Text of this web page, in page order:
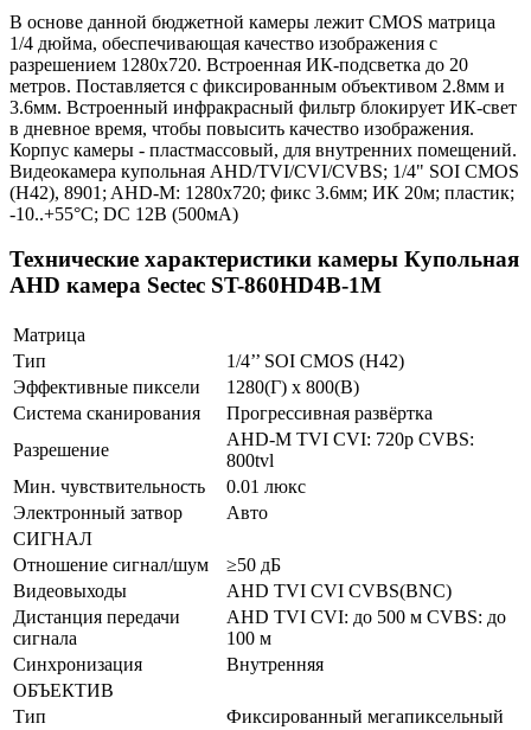
В основе данной бюджетной камеры лежит CMOS матрица
1/4 дюйма, обеспечивающая качество изображения с
разрешением 1280х720. Встроенная ИК-подсветка до 20
метров. Поставляется с фиксированным объективом 2.8мм и
3.6мм. Встроенный инфракрасный фильтр блокирует ИК-свет
в дневное время, чтобы повысить качество изображения.
Корпус камеры - пластмассовый, для внутренних помещений.
Видеокамера купольная AHD/TVI/CVI/CVBS; 1/4" SOI CMOS
(H42), 8901; AHD-M: 1280x720; фикс 3.6мм; ИК 20м; пластик;
-10..+55°C; DC 12В (500мА)
Технические характеристики камеры Купольная
AHD камера Sectec ST-860HD4B-1M
Матрица
Тип
1/4’’ SOI CMOS (H42)
Эффективные пиксели
1280(Г) х 800(В)
Система сканирования
Прогрессивная развёртка
Разрешение
AHD-M TVI CVI: 720p CVBS:
800tvl
Мин. чувствительность
0.01 люкс
Электронный затвор
Авто
СИГНАЛ
Отношение сигнал/шум
≥50 дБ
Видеовыходы
AHD TVI CVI CVBS(BNC)
Дистанция передачи
сигнала
AHD TVI CVI: до 500 м CVBS: до
100 м
Синхронизация
Внутренняя
ОБЪЕКТИВ
Тип
Фиксированный мегапиксельный